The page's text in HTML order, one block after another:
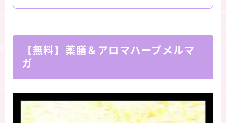
【無料】薬膳＆アロマハーブメルマ
ガ